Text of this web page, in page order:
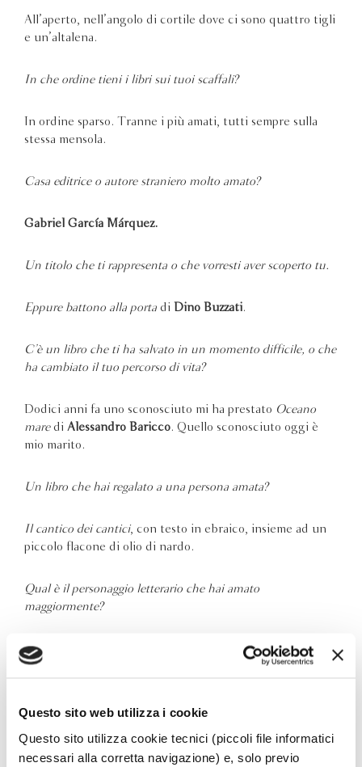
Questo sito web utilizza i cookie
Questo sito utilizza cookie tecnici (piccoli file informatici
necessari alla corretta navigazione) e, solo previo
All’aperto, nell’angolo di cortile dove ci sono quattro tigli
e un’altalena.
In che ordine tieni i libri sui tuoi scaffali?
In ordine sparso. Tranne i più amati, tutti sempre sulla
stessa mensola.
Casa editrice o autore straniero molto amato?
Gabriel García Márquez.
Un titolo che ti rappresenta o che vorresti aver scoperto tu.
Eppure battono alla porta di Dino Buzzati.
C’è un libro che ti ha salvato in un momento difficile, o che
ha cambiato il tuo percorso di vita?
Dodici anni fa uno sconosciuto mi ha prestato Oceano
maredi Alessandro Baricco. Quello sconosciuto oggi è
mio marito.
Un libro che hai regalato a una persona amata?
Il cantico dei cantici, con testo in ebraico, insieme ad un
piccolo flacone di olio di nardo.
Qual è il personaggio letterario che hai amato
maggiormente?
Remedios la bella, in Cent’anni di solitudine.
vorresti visitare?